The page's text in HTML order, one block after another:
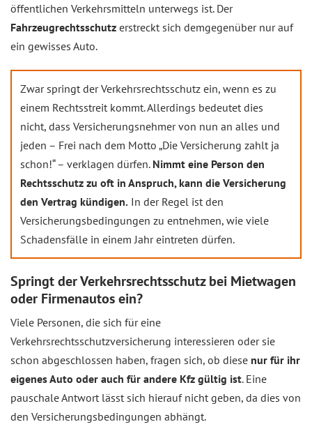
öffentlichen Verkehrsmitteln unterwegs ist. Der
Fahrzeugrechtsschutz erstreckt sich demgegenüber nur auf
ein gewisses Auto.
Zwar springt der Verkehrsrechtsschutz ein, wenn es zu
einem Rechtsstreit kommt. Allerdings bedeutet dies
nicht, dass Versicherungsnehmer von nun an alles und
jeden – Frei nach dem Motto „Die Versicherung zahlt ja
schon!“ – verklagen dürfen. Nimmt eine Person den
Rechtsschutz zu oft in Anspruch, kann die Versicherung
den Vertrag kündigen. In der Regel ist den
Versicherungsbedingungen zu entnehmen, wie viele
Schadensfälle in einem Jahr eintreten dürfen.
Springt der Verkehrsrechtsschutz bei Mietwagen
oder Firmenautos ein?
Viele Personen, die sich für eine
Verkehrsrechtsschutzversicherung interessieren oder sie
schon abgeschlossen haben, fragen sich, ob diese nur für ihr
eigenes Auto oder auch für andere Kfz gültig ist. Eine
pauschale Antwort lässt sich hierauf nicht geben, da dies von
den Versicherungsbedingungen abhängt.